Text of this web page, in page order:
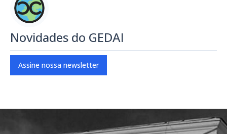
Novidades do GEDAI
Assine nossa newsletter